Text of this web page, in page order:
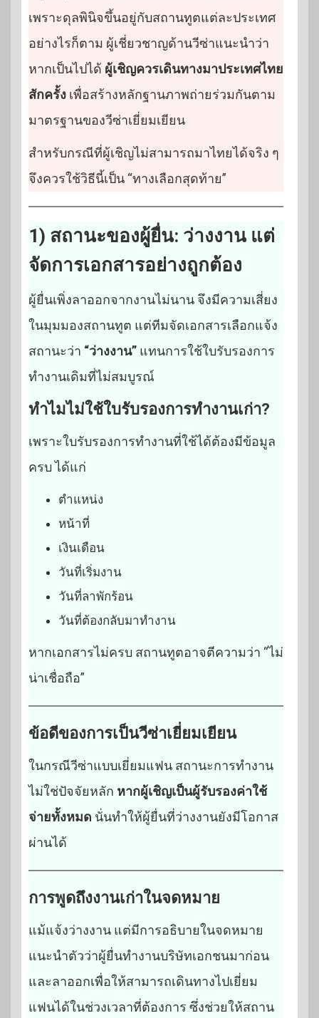
เพราะดุลพินิจขึ้นอยู่กับสถานทูตแต่ละประเทศ
อย่างไรก็ตาม ผู้เชี่ยวชาญด้านวีซ่าแนะนำว่า
หากเป็นไปได้ ผู้เชิญควรเดินทางมาประเทศไทย
สักครั้ง เพื่อสร้างหลักฐานภาพถ่ายร่วมกันตาม
มาตรฐานของวีซ่าเยี่ยมเยียน
สำหรับกรณีที่ผู้เชิญไม่สามารถมาไทยได้จริง ๆ
จึงควรใช้วิธีนี้เป็น “ทางเลือกสุดท้าย”
1) สถานะของผู้ยื่น: ว่างงาน แต่
จัดการเอกสารอย่างถูกต้อง
ผู้ยื่นเพิ่งลาออกจากงานไม่นาน จึงมีความเสี่ยง
ในมุมมองสถานทูต แต่ทีมจัดเอกสารเลือกแจ้ง
สถานะว่า “ว่างงาน” แทนการใช้ใบรับรองการ
ทำงานเดิมที่ไม่สมบูรณ์
ทำไมไม่ใช้ใบรับรองการทำงานเก่า?
เพราะใบรับรองการทำงานที่ใช้ได้ต้องมีข้อมูล
ครบ ได้แก่
ตำแหน่ง
หน้าที่
เงินเดือน
วันที่เริ่มงาน
วันที่ลาพักร้อน
วันที่ต้องกลับมาทำงาน
หากเอกสารไม่ครบ สถานทูตอาจตีความว่า “ไม่
น่าเชื่อถือ”
ข้อดีของการเป็นวีซ่าเยี่ยมเยียน
ในกรณีวีซ่าแบบเยี่ยมแฟน สถานะการทำงาน
ไม่ใช่ปัจจัยหลัก หากผู้เชิญเป็นผู้รับรองค่าใช้
จ่ายทั้งหมด นั่นทำให้ผู้ยื่นที่ว่างงานยังมีโอกาส
ผ่านได้
การพูดถึงงานเก่าในจดหมาย
แม้แจ้งว่างงาน แต่มีการอธิบายในจดหมาย
แนะนำตัวว่าผู้ยื่นทำงานบริษัทเอกชนมาก่อน
และลาออกเพื่อให้สามารถเดินทางไปเยี่ยม
แฟนได้ในช่วงเวลาที่ต้องการ ซึ่งช่วยให้สถาน